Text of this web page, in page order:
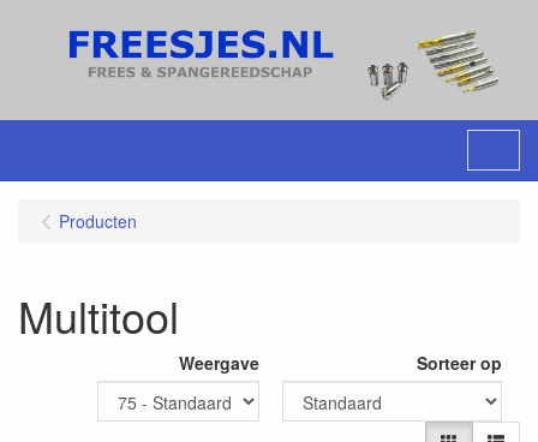
Producten
Multitool
Weergave Sorteer op